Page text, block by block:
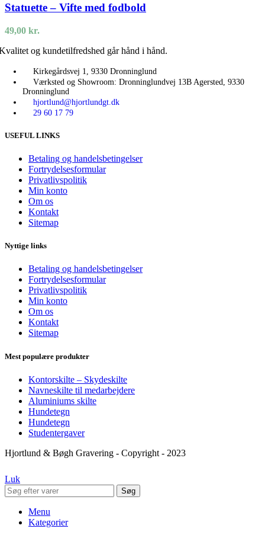
Statuette – Vifte med fodbold
49,00 kr.
og kundetilfredshed går hånd i hånd.
Kirkegårdsvej 1, 9330 Dronninglund
Værksted og Showroom: Dronninglundvej 13B Agersted, 9330
Dronninglund
hjortlund@hjortlundgt.dk
29 60 17 79
USEFUL LINKS
Betaling og handelsbetingelser
Fortrydelsesformular
Privatlivspolitik
Min konto
Om os
Kontakt
Sitemap
Nyttige links
Betaling og handelsbetingelser
Fortrydelsesformular
Privatlivspolitik
Min konto
Om os
Kontakt
Sitemap
Mest populære produkter
Kontorskilte – Skydeskilte
Navneskilte til medarbejdere
Aluminiums skilte
Hundetegn
Hundetegn
Studentergaver
Hjortlund & Bøgh Gravering - Copyright - 2023
Luk
Søg
Menu
Kategorier